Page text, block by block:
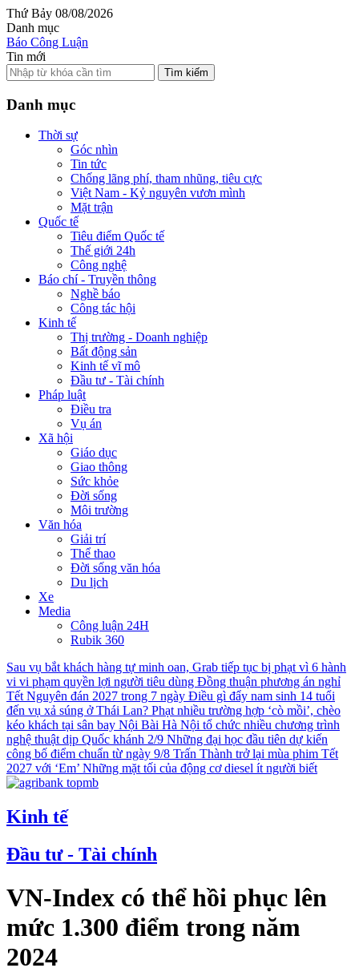
Thứ Bảy 08/08/2026
Danh mục
Báo Công Luận
Tin mới
Tìm kiếm
Danh mục
Thời sự
Góc nhìn
Tin tức
Chống lãng phí, tham nhũng, tiêu cực
Việt Nam - Kỷ nguyên vươn mình
Mặt trận
Quốc tế
Tiêu điểm Quốc tế
Thế giới 24h
Công nghệ
Báo chí - Truyền thông
Nghề báo
Công tác hội
Kinh tế
Thị trường - Doanh nghiệp
Bất động sản
Kinh tế vĩ mô
Đầu tư - Tài chính
Pháp luật
Điều tra
Vụ án
Xã hội
Giáo dục
Giao thông
Sức khỏe
Đời sống
Môi trường
Văn hóa
Giải trí
Thể thao
Đời sống văn hóa
Du lịch
Xe
Media
Công luận 24H
Rubik 360
Sau vụ bắt khách hàng tự minh oan, Grab tiếp tục bị phạt vì 6 hành
vi vi phạm quyền lợi người tiêu dùng Đồng thuận phương án nghỉ
Tết Nguyên đán 2027 trong 7 ngày Điều gì đẩy nam sinh 14 tuổi
đến vụ xả súng ở Thái Lan? Phạt nhiều trường hợp ‘cò mồi’, chèo
kéo khách tại sân bay Nội Bài Hà Nội tổ chức nhiều chương trình
nghệ thuật dịp Quốc khánh 2/9 Những đại học đầu tiên dự kiến
công bố điểm chuẩn từ ngày 9/8 Trấn Thành trở lại mùa phim Tết
2027 với ‘Em’ Những mặt tối của động cơ diesel ít người biết
Kinh tế
Đầu tư - Tài chính
VN-Index có thể hồi phục lên
mức 1.300 điểm trong năm
2024